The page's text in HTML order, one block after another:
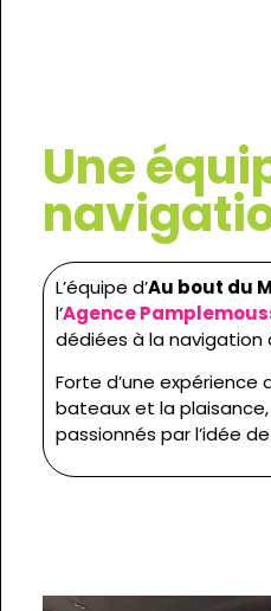
Une
L’équipe d’Au bout du
l’Agence
dédiées à la navigation
Forte d’une
bateaux et la
passionnés par l’idée